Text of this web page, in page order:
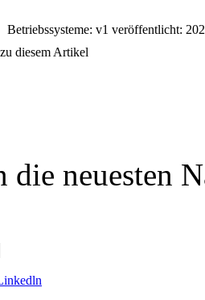
Betriebssysteme: v1 veröffentlicht:
diesem Artikel
die neuesten